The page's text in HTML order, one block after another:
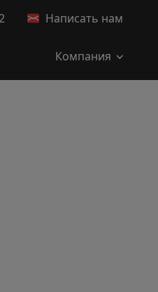
Написать нам
Компания